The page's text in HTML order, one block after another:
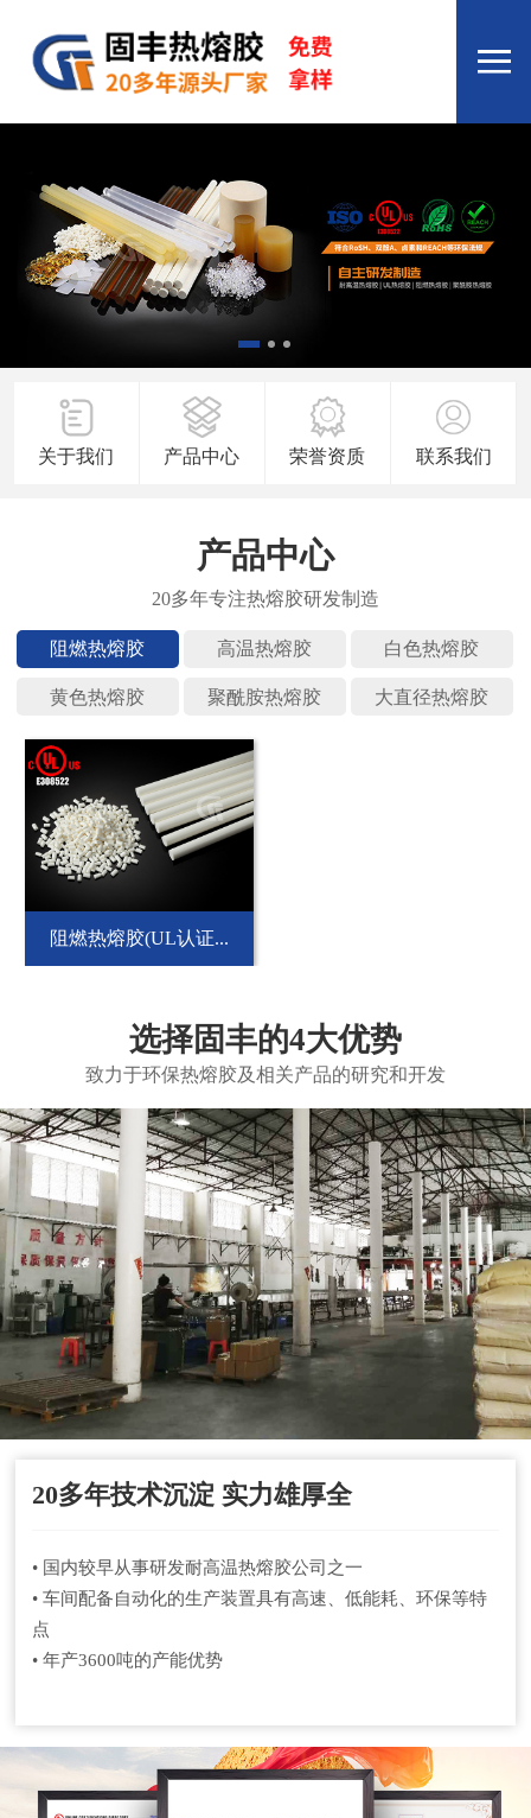
关于我们 产品中心 荣誉资质 联系我们
产品中心
阻燃热熔 高温热熔 白色热熔
黄色热熔 聚酰胺热 大直径热
阻燃热熔胶(UL认证...
选择固丰的4大优势
致力于环保热熔胶及相关产品的研究和开发
20多年技术沉淀 实力雄厚全
• 国内较早从事研发耐高温热熔胶公司之一
• 车间配备自动化的生产装置具有高速、低能耗、环保等特
点
• 年产3600吨的产能优势